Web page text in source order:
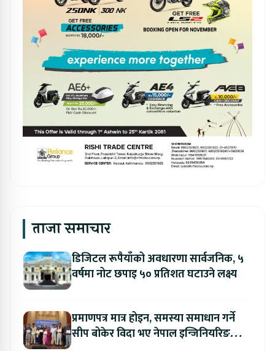
ताजा समाचार
डिजिटल रूपैयाँको अवधारणा सार्वजनिक, ५
वर्षमा नोट छपाइ ५० प्रतिशत घटाउने लक्ष्य
प्रमाणपत्र मात्र होइन, समस्या समाधान गर्ने
सीप बोकेर विदा भए नेपाल इन्जिनियरिङ